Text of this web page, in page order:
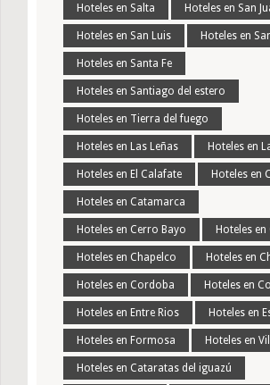
Hoteles en Salta Hoteles en San
Hoteles en San Luis Hoteles en
Hoteles en Santa Fe
Hoteles en Santiago del estero
Hoteles en Tierra del fuego
Hoteles en Las Leñas Hoteles en
Hoteles en El Calafate Hoteles en
Hoteles en Catamarca
Hoteles en Cerro Bayo Hoteles en
Hoteles en Chapelco Hoteles en
Hoteles en Cordoba Hoteles en
Hoteles en Entre Rios Hoteles en
Hoteles en Formosa Hoteles en
Hoteles en Cataratas del iguazú